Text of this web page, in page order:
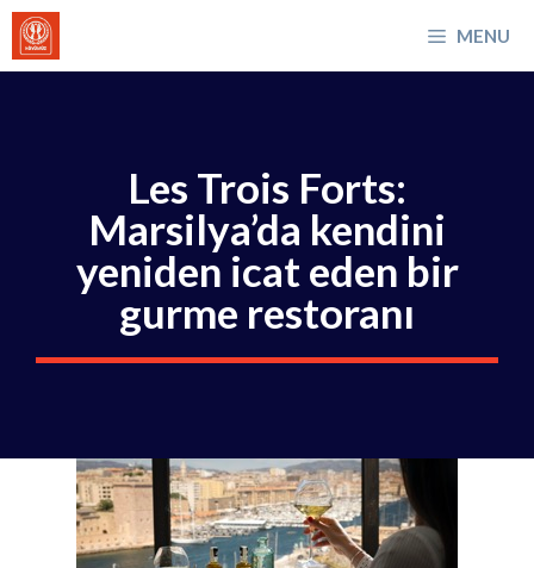
İçeriğe
atla
MENU
Les Trois Forts:
Marsilya’da kendini
yeniden icat eden bir
gurme restoranı